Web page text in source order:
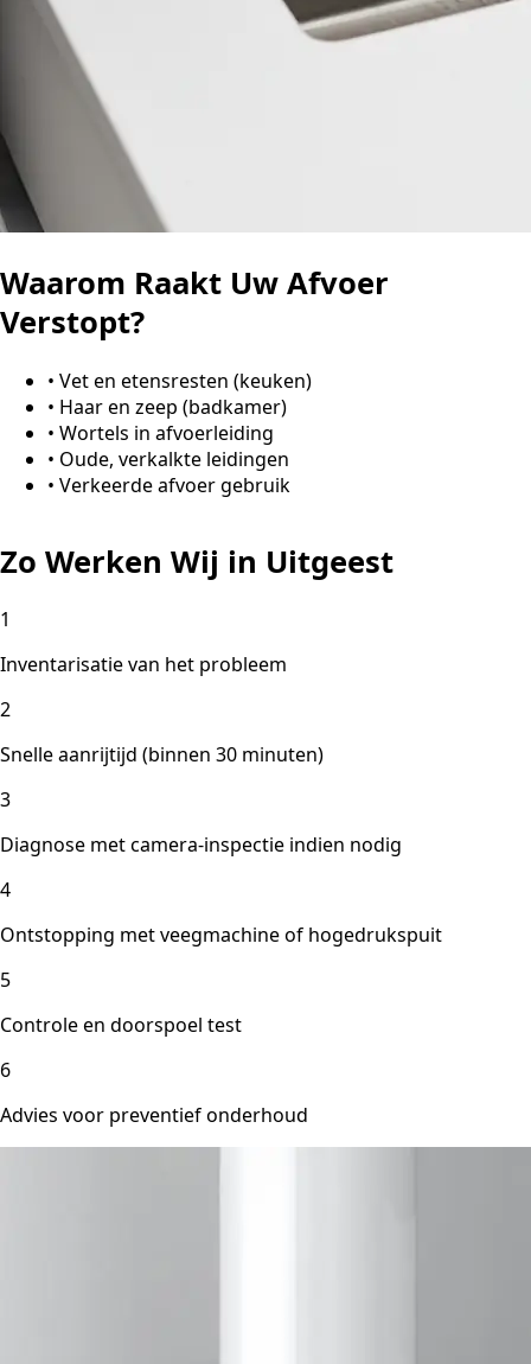
Waarom Raakt Uw Afvoer
Verstopt?
• Vet en etensresten (keuken)
• Haar en zeep (badkamer)
• Wortels in afvoerleiding
• Oude, verkalkte leidingen
• Verkeerde afvoer gebruik
Zo Werken Wij in Uitgeest
1
Inventarisatie van het probleem
2
Snelle aanrijtijd (binnen 30 minuten)
3
Diagnose met camera-inspectie indien nodig
4
Ontstopping met veegmachine of hogedrukspuit
5
Controle en doorspoel test
6
Advies voor preventief onderhoud